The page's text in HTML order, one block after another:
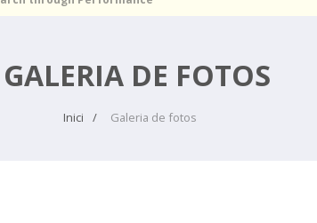
GALERIA DE FOTOS
Inici Galeria de fotos